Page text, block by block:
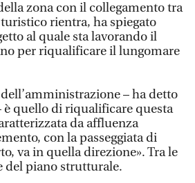
zona con il collegamento tra
rientra, ha spiegato
al quale sta lavorando il
per riqualificare il lungomare
– ha detto
è quello di riqualificare questa
da affluenza
con la passeggiata di
va in quella direzione». Tra le
del piano strutturale.